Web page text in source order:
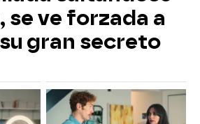
se ve forzada a
gran secreto